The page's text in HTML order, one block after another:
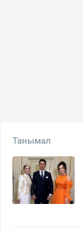
Танымал